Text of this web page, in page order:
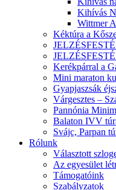
Kihívás
Wittmer
Kéktúra a
Kerékpárral a
Mini maraton
Gyapjaszsák
Várgesztes –
Pannónia
Balaton IVV
Svájc, Parpan
Rólunk
Választott
Az egyesület
Támogatóink
Szabályzatok